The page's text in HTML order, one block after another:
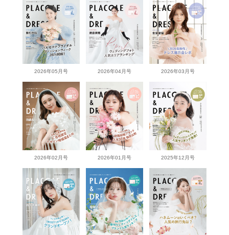
2026年05月号 2026年04月号 2026年03月号
2026年02月号 2026年01月号 2025年12月号